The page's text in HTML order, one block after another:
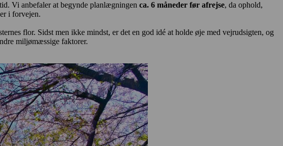
Vi anbefaler at begynde planlægningen ca. 6 måneder før afrejse, da ophold,
i forvejen.
flor. Sidst men ikke mindst, er det en god idé at holde øje med vejrudsigten, og
miljømæssige faktorer.